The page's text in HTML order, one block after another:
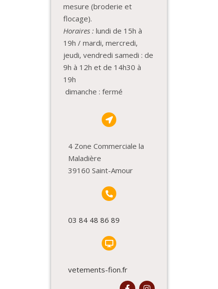
mesure (broderie et
flocage).
Horaires : lundi de 15h à
19h / mardi, mercredi,
jeudi, vendredi samedi : de
9h à 12h et de 14h30 à
19h
dimanche : fermé
4 Zone Commerciale la
Maladière
39160 Saint-Amour
03 84 48 86 89
vetements-fion.fr